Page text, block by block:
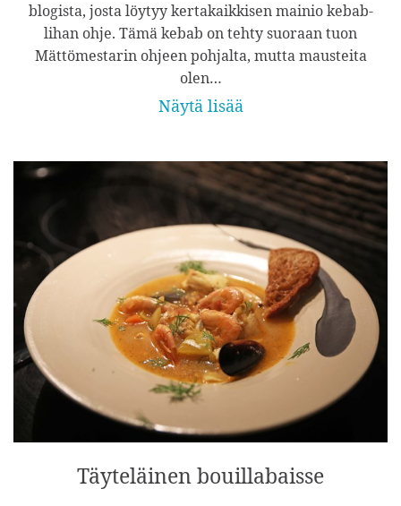
blogista, josta löytyy kertakaikkisen mainio kebab-
lihan ohje. Tämä kebab on tehty suoraan tuon
Mättömestarin ohjeen pohjalta, mutta mausteita
olen…
Näytä lisää
Täyteläinen bouillabaisse